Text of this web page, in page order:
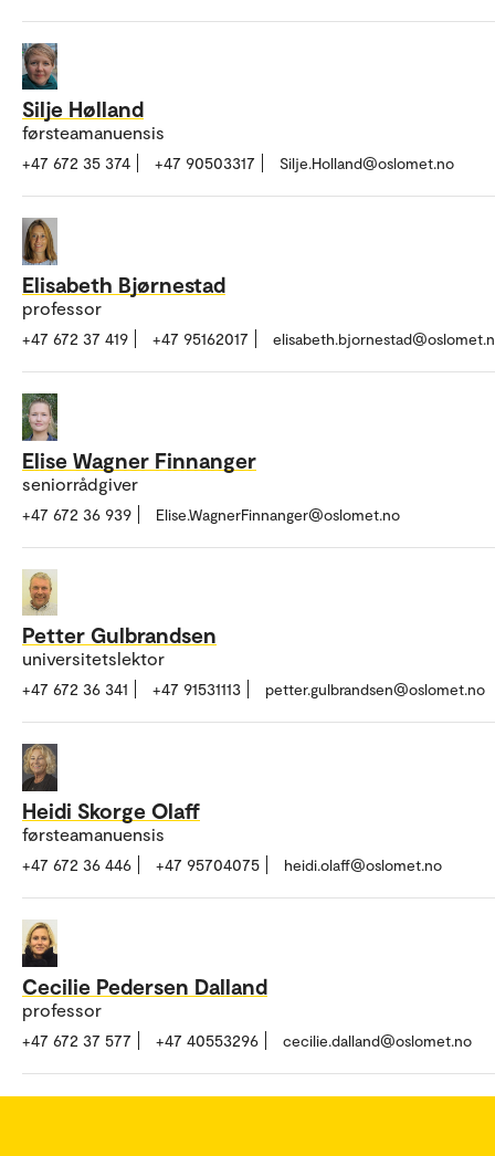
Silje Hølland
førsteamanuensis
+47 672 35 374 +47 90503317 Silje.Holland@oslomet.no
Elisabeth Bjørnestad
professor
+47 672 37 419 +47 95162017
Elise Wagner Finnanger
seniorrådgiver
+47 672 36 939 Elise.WagnerFinnanger@oslomet.no
Petter Gulbrandsen
universitetslektor
+47 672 36 341 +47 91531113 petter.gulbrandsen@oslomet.no
Heidi Skorge Olaff
førsteamanuensis
+47 672 36 446 +47 95704075 heidi.olaff@oslomet.no
Cecilie Pedersen Dalland
professor
+47 672 37 577 +47 40553296 cecilie.dalland@oslomet.no